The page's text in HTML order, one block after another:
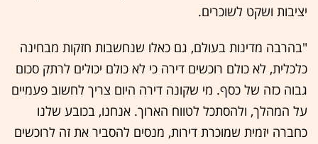
יציבות ושקט לשוכרים.
"בהרבה מדינות בעולם, גם כאלו שנחשבות חזקות מבחינה
כלכלית, לא כולם רוכשים דירה כי לא כולם יכולים לרתק סכום
גבוה כזה של כסף. מי שקונה דירה היום צריך לחשוב פעמיים
על המהלך, ולהסתכל לטווח הארוך. אנחנו, בכובע שלנו
כחברה יזמית שמוכרת דירות, מנסים להסביר את זה לרוכשים